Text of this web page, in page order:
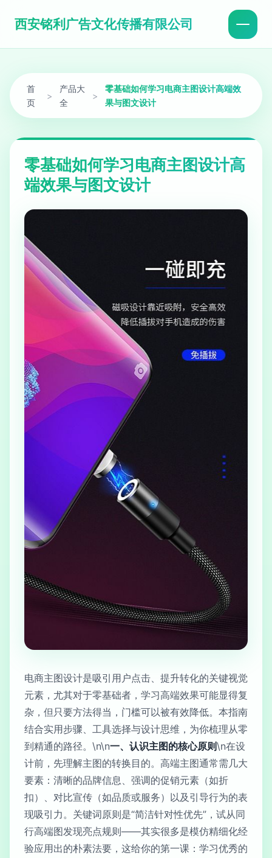
西安铭利广告文化传播有限公司
首
页
>
产品大
全
>
零基础如何学习电商主图设计高端效
果与图文设计
零基础如何学习电商主图设计高
端效果与图文设计
电商主图设计是吸引用户点击、提升转化的关键视觉
元素，尤其对于零基础者，学习高端效果可能显得复
杂，但只要方法得当，门槛可以被有效降低。本指南
结合实用步骤、工具选择与设计思维，为你梳理从零
到精通的路径。\n\n一、认识主图的核心原则\n在设
计前，先理解主图的转换目的。高端主图通常需几大
要素：清晰的品牌信息、强调的促销元素（如折
扣）、对比宣传（如品质或服务）以及引导行为的表
现吸引力。关键词原则是“简洁针对性优先”，试从同
行高端图发现亮点规则——其实很多是模仿精细化经
验应用出的朴素法要，这给你的第一课：学习优秀的